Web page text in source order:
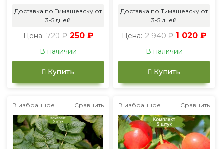
Доставка по Тимашевску от
3-5 дней
Цена: 720 ₽ 250 ₽
В наличии
Купить
Доставка по Тимашевску от
3-5 дней
Цена: 2 940 ₽ 1 020 ₽
В наличии
Купить
В избранное Сравнить В избранное Сравнить